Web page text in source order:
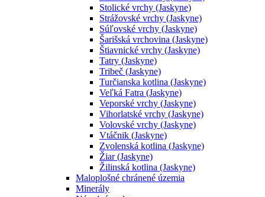
Stolické vrchy (Jaskyne)
Strážovské vrchy (Jaskyne)
Súľovské vrchy (Jaskyne)
Šarišská vrchovina (Jaskyne)
Štiavnické vrchy (Jaskyne)
Tatry (Jaskyne)
Tribeč (Jaskyne)
Turčianska kotlina (Jaskyne)
Veľká Fatra (Jaskyne)
Veporské vrchy (Jaskyne)
Vihorlatské vrchy (Jaskyne)
Volovské vrchy (Jaskyne)
Vtáčnik (Jaskyne)
Zvolenská kotlina (Jaskyne)
Žiar (Jaskyne)
Žilinská kotlina (Jaskyne)
Maloplošné chránené územia
Minerály